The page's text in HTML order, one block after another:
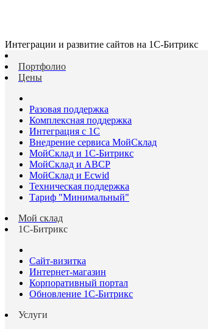
Интеграции и развитие сайтов на 1С-Битрикс
Портфолио
Цены
Разовая поддержка
Комплексная поддержка
Интеграция с 1С
Внедрение сервиса МойСклад
МойСклад и 1С-Битрикс
МойСклад и ABCP
МойСклад и Ecwid
Техническая поддержка
Тариф "Минимальный"
Мой склад
1С-Битрикс
Сайт-визитка
Интернет-магазин
Корпоративный портал
Обновление 1С-Битрикс
Услуги